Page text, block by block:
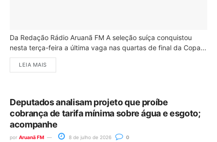
Da Redação Rádio Aruanã FM A seleção suíça conquistou
nesta terça-feira a última vaga nas quartas de final da Copa...
LEIA MAIS
Deputados analisam projeto que proíbe
cobrança de tarifa mínima sobre água e esgoto;
acompanhe
por Aruanã FM 8 de julho de 2026 0